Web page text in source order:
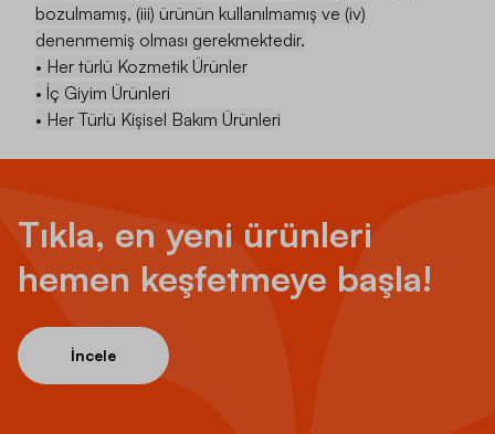
bozulmamış, (iii) ürünün kullanılmamış ve (iv)
denenmemiş olması gerekmektedir.
• Her türlü Kozmetik Ürünler
• İç Giyim Ürünleri
• Her Türlü Kişisel Bakım Ürünleri
Tıkla, en yeni ürünleri
hemen keşfetmeye başla!
İncele